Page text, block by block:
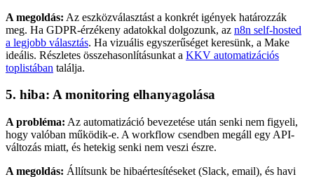
A megoldás: Az eszközválasztást a konkrét igények határozzák
meg. Ha GDPR-érzékeny adatokkal dolgozunk, az n8n self-hosted
a legjobb választás. Ha vizuális egyszerűséget keresünk, a Make
ideális. Részletes összehasonlításunkat a KKV automatizációs
toplistában találja.
5. hiba: A monitoring elhanyagolása
A probléma: Az automatizáció bevezetése után senki nem figyeli,
hogy valóban működik-e. A workflow csendben megáll egy API-
változás miatt, és hetekig senki nem veszi észre.
A megoldás: Állítsunk be hibaértesítéseket (Slack, email), és havi